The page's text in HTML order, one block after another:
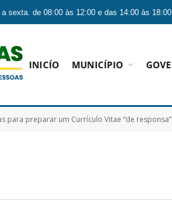
sexta. de 08:00 às 12:00 e das 14:00 às 18:00
INICÍO MUNICÍPIO
para preparar um Currículo Vitae “de responsa”